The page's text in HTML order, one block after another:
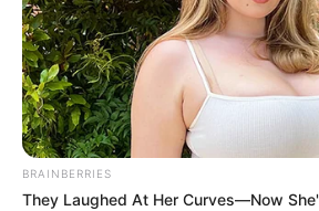
BRAINBERRIES
They Laughed At Her Curves—Now